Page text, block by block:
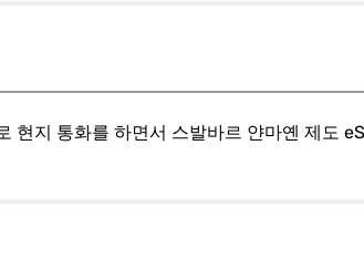
지 통화를 하면서 스발바르 얀마옌 제도